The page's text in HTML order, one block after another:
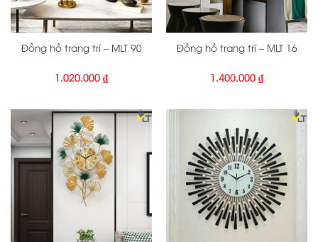
Đồng hồ trang trí – MLT 90
1.020.000 ₫
Đồng hồ trang trí – MLT 16
1.400.000 ₫